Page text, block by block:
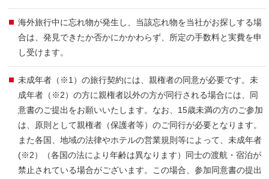
海外旅行中に忘れ物が発生し、当該忘れ物を当社がお探しする場
合は、発見できたか否かにかかわらず、所定の手数料と実費を申
し受けます。
未成年者（※1）の旅行契約には、親権者の同意が必要です。未
成年者（※2）の方に親権者以外の方が同行される場合には、同
意書のご提出をお願いいたします。なお、15歳未満の方のご参加
は、原則として親権者（保護者等）のご同行が必要となります。
また各国、地域の法律やホテルの営業規則等によって、未成年者
(※2）（各国の法により年齢は異なります）同士の渡航・宿泊が
禁止されている場合がございます。この場合、参加同意書の提出